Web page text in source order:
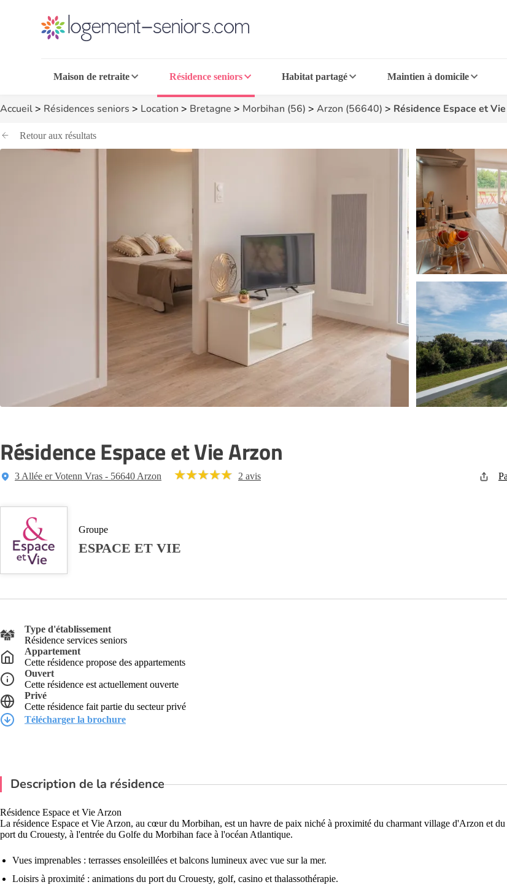
Maison de retraite Résidence seniors Habitat partagé Maintien à domicile
Accueil> Résidences seniors > Location > Bretagne > Morbihan (56) > Arzon (56640) > Résidence Espace et
Retour aux résultats
Résidence Espace et Vie Arzon
3 Allée er Votenn Vras - 56640 Arzon 2 avis
Groupe
ESPACE ET VIE
Type d'établissement
Résidence services seniors
Appartement
Cette résidence propose des appartements
Ouvert
Cette résidence est actuellement ouverte
Privé
Cette résidence fait partie du secteur privé
Télécharger la brochure
Description de la résidence
Résidence Espace et Vie Arzon
La résidence Espace et Vie Arzon, au cœur du Morbihan, est un havre de paix niché à proximité du charmant village d'Arzon et du
port du Crouesty, à l'entrée du Golfe du Morbihan face à l'océan Atlantique.
Vues imprenables : terrasses ensoleillées et balcons lumineux avec vue sur la mer.
Loisirs à proximité : animations du port du Crouesty, golf, casino et thalassothérapie.